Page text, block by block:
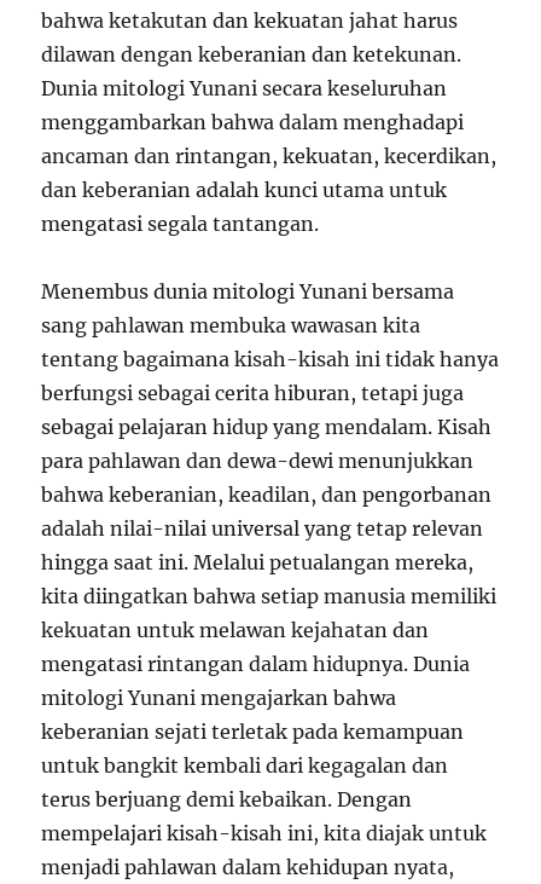
bahwa ketakutan dan kekuatan jahat harus
dilawan dengan keberanian dan ketekunan.
Dunia mitologi Yunani secara keseluruhan
menggambarkan bahwa dalam menghadapi
ancaman dan rintangan, kekuatan, kecerdikan,
dan keberanian adalah kunci utama untuk
mengatasi segala tantangan.
Menembus dunia mitologi Yunani bersama
sang pahlawan membuka wawasan kita
tentang bagaimana kisah-kisah ini tidak hanya
berfungsi sebagai cerita hiburan, tetapi juga
sebagai pelajaran hidup yang mendalam. Kisah
para pahlawan dan dewa-dewi menunjukkan
bahwa keberanian, keadilan, dan pengorbanan
adalah nilai-nilai universal yang tetap relevan
hingga saat ini. Melalui petualangan mereka,
kita diingatkan bahwa setiap manusia memiliki
kekuatan untuk melawan kejahatan dan
mengatasi rintangan dalam hidupnya. Dunia
mitologi Yunani mengajarkan bahwa
keberanian sejati terletak pada kemampuan
untuk bangkit kembali dari kegagalan dan
terus berjuang demi kebaikan. Dengan
mempelajari kisah-kisah ini, kita diajak untuk
menjadi pahlawan dalam kehidupan nyata,